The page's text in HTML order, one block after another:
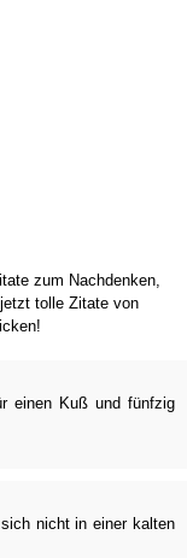
zum Nachdenken,
tolle Zitate von
einen Kuß und fünfzig
nicht in einer kalten